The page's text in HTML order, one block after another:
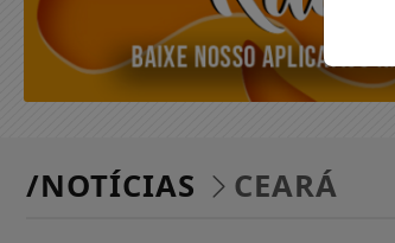
/NOTÍCIAS CEARÁ